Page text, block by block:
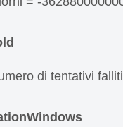
di tentativi